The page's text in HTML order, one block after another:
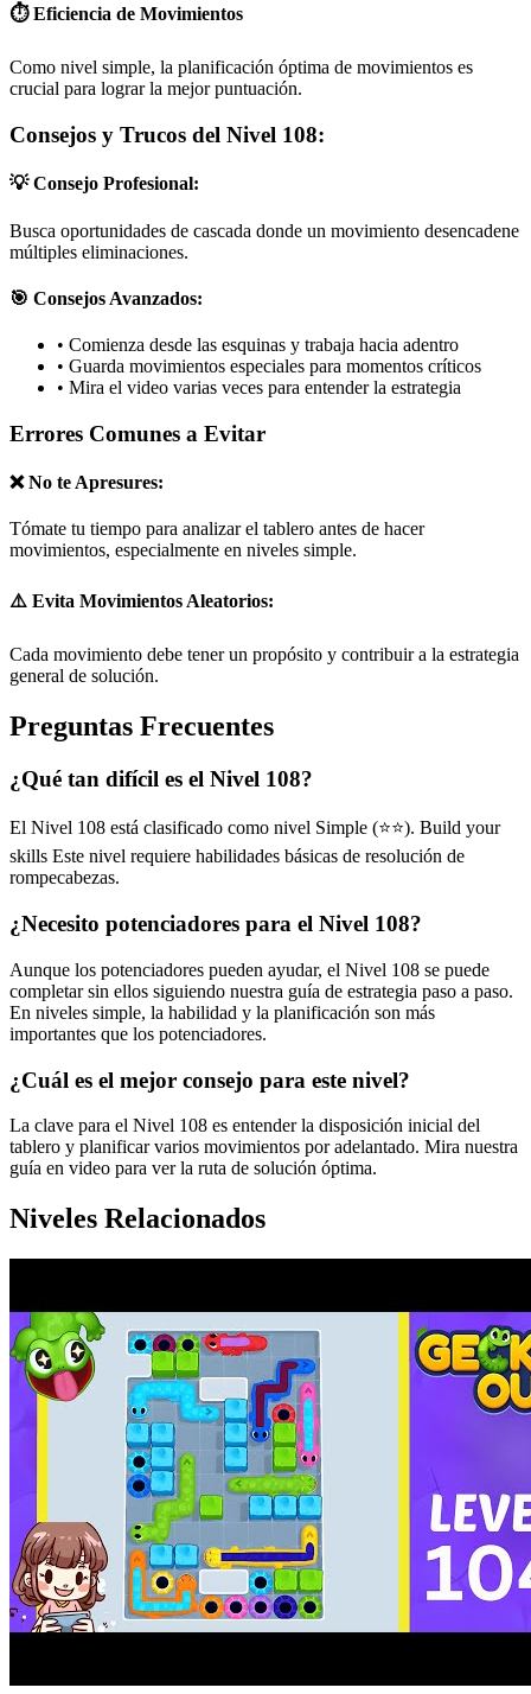
⏱️ Eficiencia de Movimientos
Como nivel simple, la planificación óptima de movimientos es
crucial para lograr la mejor puntuación.
Consejos y Trucos del Nivel 108:
💡 Consejo Profesional:
Busca oportunidades de cascada donde un movimiento desencadene
múltiples eliminaciones.
🎯 Consejos Avanzados:
• Comienza desde las esquinas y trabaja hacia adentro
• Guarda movimientos especiales para momentos críticos
• Mira el video varias veces para entender la estrategia
Errores Comunes a Evitar
❌ No te Apresures:
Tómate tu tiempo para analizar el tablero antes de hacer
movimientos, especialmente en niveles simple.
⚠️ Evita Movimientos Aleatorios:
Cada movimiento debe tener un propósito y contribuir a la estrategia
general de solución.
Preguntas Frecuentes
¿Qué tan difícil es el Nivel 108?
El Nivel 108 está clasificado como nivel Simple (⭐⭐). Build your
skills Este nivel requiere habilidades básicas de resolución de
rompecabezas.
¿Necesito potenciadores para el Nivel 108?
Aunque los potenciadores pueden ayudar, el Nivel 108 se puede
completar sin ellos siguiendo nuestra guía de estrategia paso a paso.
En niveles simple, la habilidad y la planificación son más
importantes que los potenciadores.
¿Cuál es el mejor consejo para este nivel?
La clave para el Nivel 108 es entender la disposición inicial del
tablero y planificar varios movimientos por adelantado. Mira nuestra
guía en video para ver la ruta de solución óptima.
Niveles Relacionados